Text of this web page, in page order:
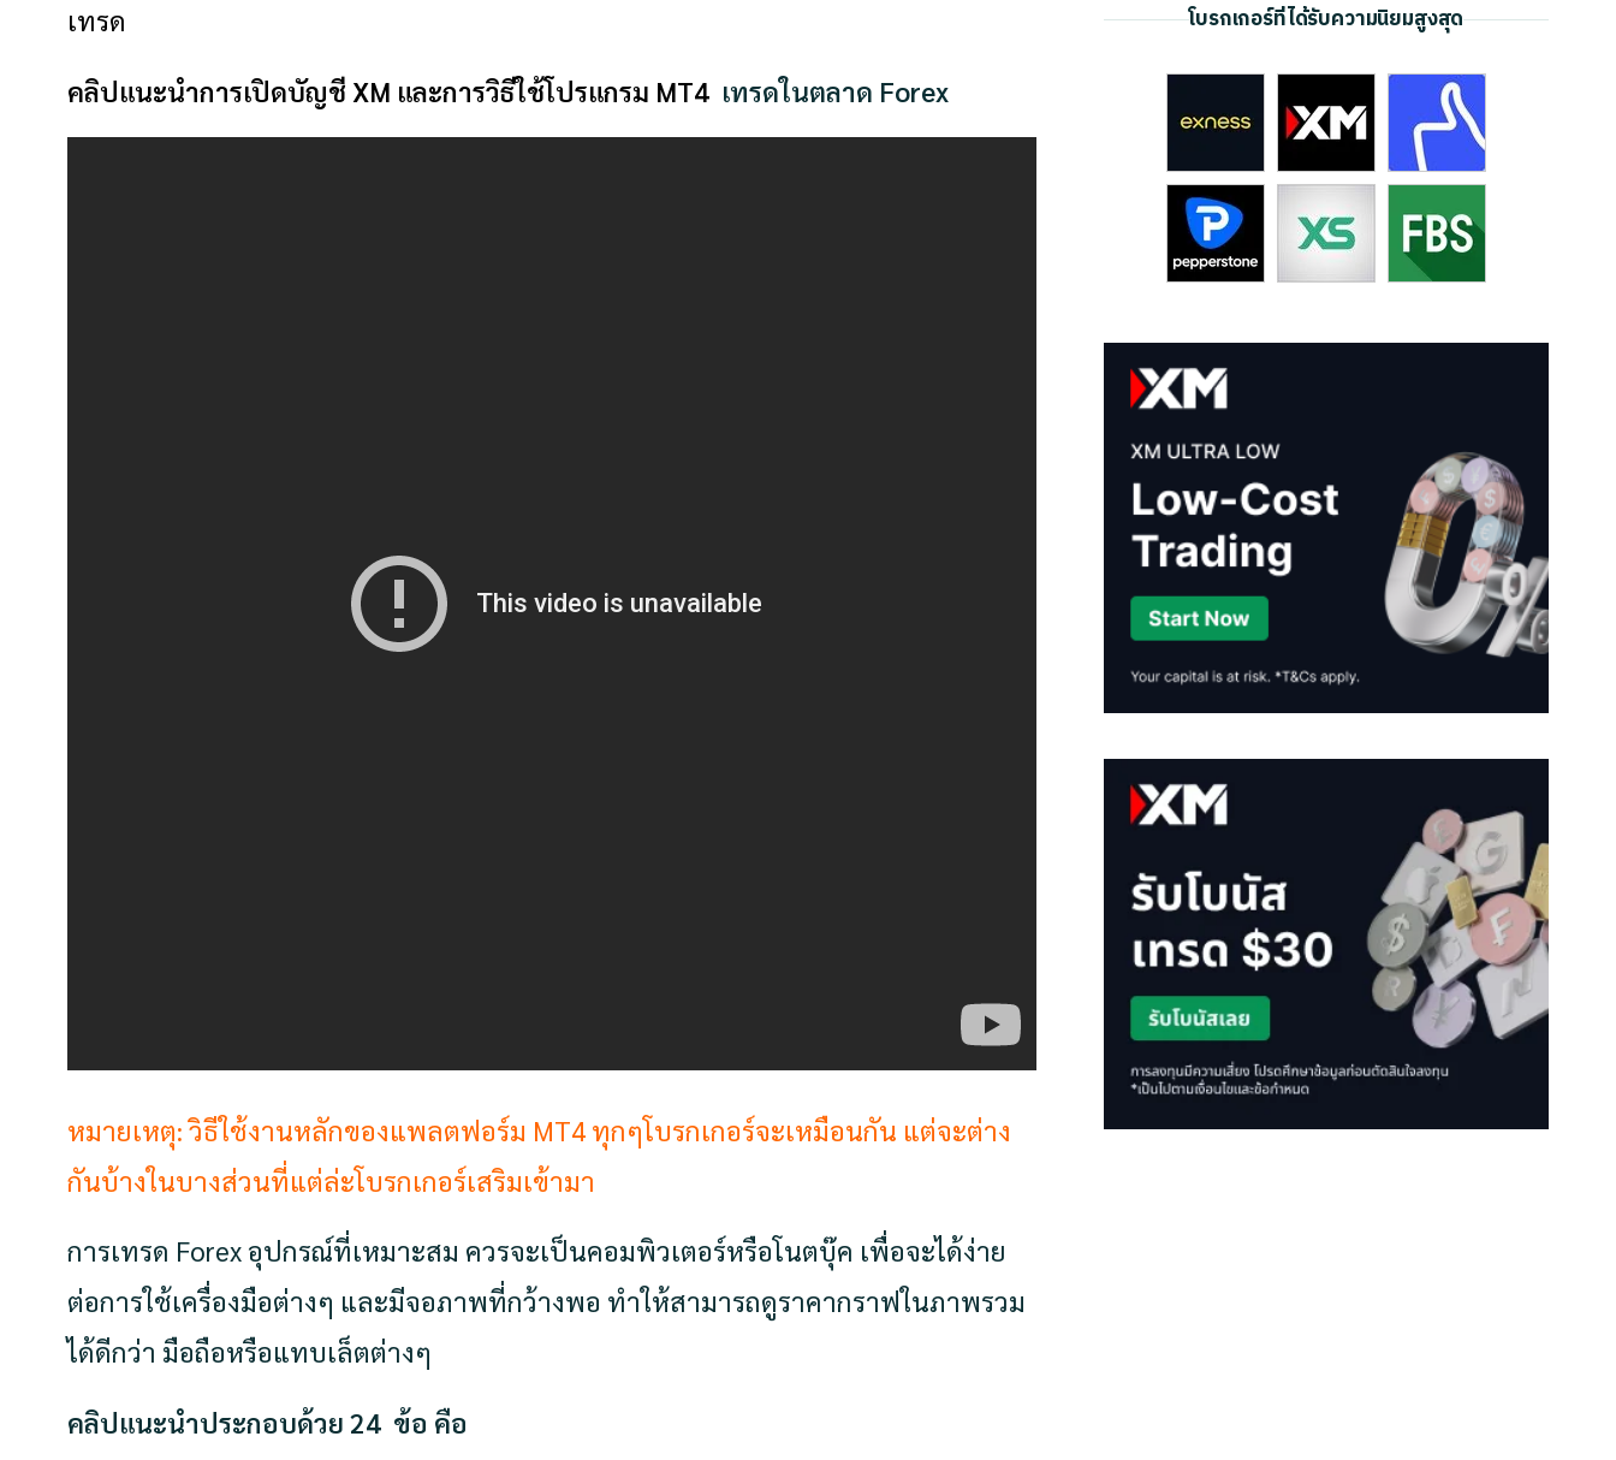
เทรด
คลิปแนะนำการเปิดบัญชี XM และการวิธีใช้โปรแกรม MT4 เทรดในตลาด Forex
หมายเหตุ: วิธีใช้งานหลักของแพลตฟอร์ม MT4 ทุกๆโบรกเกอร์จะเหมือนกัน แต่จะต่าง
กันบ้างในบางส่วนที่แต่ล่ะโบรกเกอร์เสริมเข้ามา
การเทรด Forex อุปกรณ์ที่เหมาะสม ควรจะเป็นคอมพิวเตอร์หรือโนตบุ๊ค เพื่อจะได้ง่าย
ต่อการใช้เครื่องมือต่างๆ และมีจอภาพที่กว้างพอ ทำให้สามารถดูราคากราฟในภาพรวม
ได้ดีกว่า มือถือหรือแทบเล็ตต่างๆ
คลิปแนะนำประกอบด้วย 24 ข้อ คือ
โบรกเกอร์ที่ได้รับความนิยมสูงสุด